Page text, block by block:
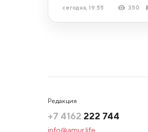
сегодня, 19:55 350
Редакция
+7 4162 222 744
info@amur.life